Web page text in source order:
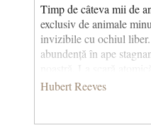
Timp de câteva mii de
exclusiv de animale
invizibile cu ochiul
abundență în ape
noastră. La scară
numărul de atomi din
stele acum moarte.
mai mult decât suma
Hubert Reeves